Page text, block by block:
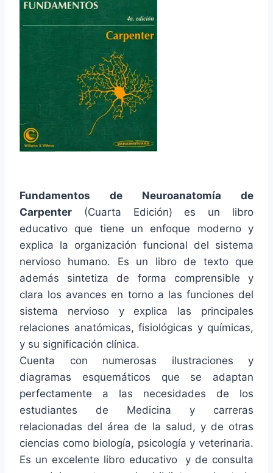
Fundamentos de Neuroanatomía de
Carpenter (Cuarta Edición) es un libro
educativo que tiene un enfoque moderno y
explica la organización funcional del sistema
nervioso humano. Es un libro de texto que
además sintetiza de forma comprensible y
clara los avances en torno a las funciones del
sistema nervioso y explica las principales
relaciones anatómicas, fisiológicas y químicas,
y su significación clínica.
Cuenta con numerosas ilustraciones y
diagramas esquemáticos que se adaptan
perfectamente a las necesidades de los
estudiantes de Medicina y carreras
relacionadas del área de la salud, y de otras
ciencias como biología, psicología y veterinaria.
Es un excelente libro educativo y de consulta